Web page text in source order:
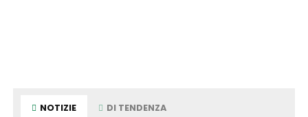
NOTIZIE DI TENDENZA